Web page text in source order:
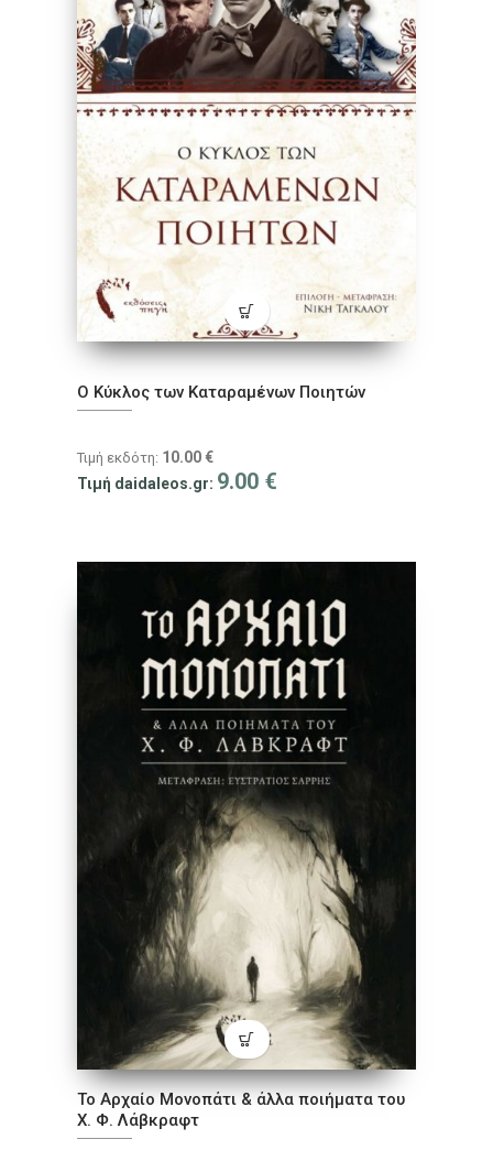
Ο Κύκλος των Καταραμένων Ποιητών
Τιμή εκδότη: 10.00 €
Τιμή daidaleos.gr: 9.00 €
Το Αρχαίο Μονοπάτι & άλλα ποιήματα του
Χ. Φ. Λάβκραφτ